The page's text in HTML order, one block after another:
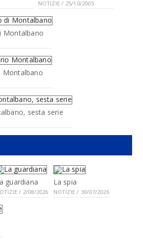
NOTIZIE / 25/10/2005
Montalbano
Montalbano
sesta serie
guardiana
/ 2/08/2026
La spia
NOTIZIE / 30/07/2026